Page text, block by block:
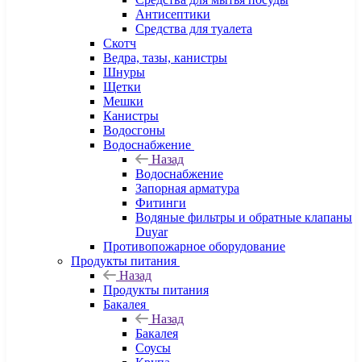
Антисептики
Средства для туалета
Скотч
Ведра, тазы, канистры
Шнуры
Щетки
Мешки
Канистры
Водосгоны
Водоснабжение
Назад
Водоснабжение
Запорная арматура
Фитинги
Водяные фильтры и обратные клапаны
Duyar
Противопожарное оборудование
Продукты питания
Назад
Продукты питания
Бакалея
Назад
Бакалея
Соусы